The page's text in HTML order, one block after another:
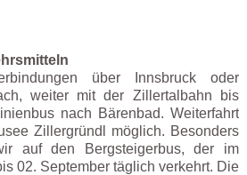
über Innsbruck oder
weiter mit der Zillertalbahn bis
nach Bärenbad. Weiterfahrt
Zillergründl möglich. Besonders
auf den Bergsteigerbus, der im
02. September täglich verkehrt. Die